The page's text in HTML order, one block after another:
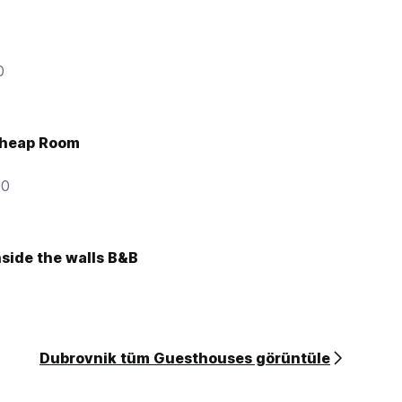
ila
Room
the walls B&B
Dubrovnik tüm Guesthouses görüntüle